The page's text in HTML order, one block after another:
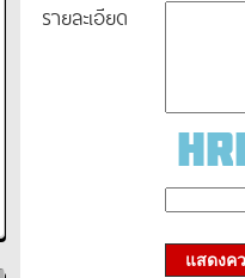
รายละเอียด
แสดงค